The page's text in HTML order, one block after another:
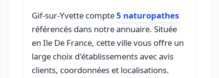
Gif-sur-Yvette compte5 naturopathes
référencés dans notre annuaire. Située
en Ile De France, cette ville vous offre un
large choix d'établissements avec avis
clients, coordonnées et localisations.